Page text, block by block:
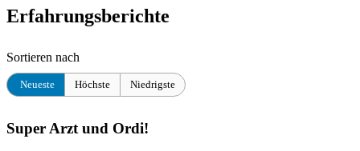
Erfahrungsberichte
Sortieren nach
Neueste Höchste Niedrigste
Super Arzt und Ordi!